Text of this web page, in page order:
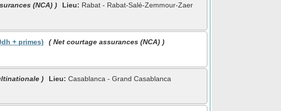
(NCA) ) Lieu: Rabat - Rabat-Salé-Zemmour-Zaer
+ primes)
( Net courtage assurances (NCA) )
) Lieu: Casablanca - Grand Casablanca